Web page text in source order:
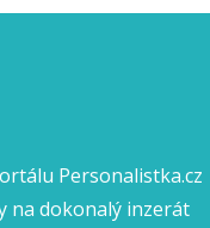
Personalistka.cz
na dokonalý inzerát